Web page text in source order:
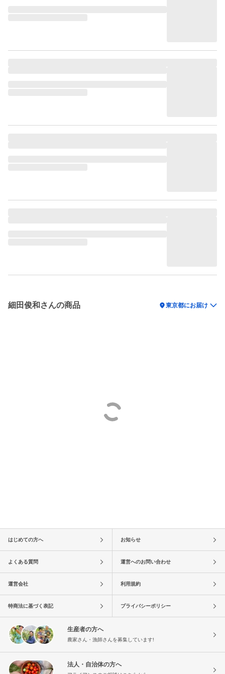
細田俊和さんの商品 location_on東京都にお届け
はじめての方へ お知らせ
よくある質問 運営へのお問い合わせ
運営会社 利用規約
特商法に基づく表記 プライバシーポリシー
生産者の方へ
農家さん・漁師さんを募集しています!
法人・自治体の方へ